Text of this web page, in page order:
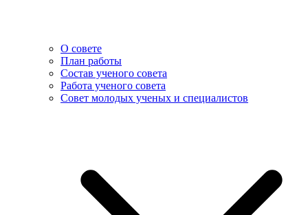
О совете
План работы
Состав ученого совета
Работа ученого совета
Совет молодых ученых и специалистов